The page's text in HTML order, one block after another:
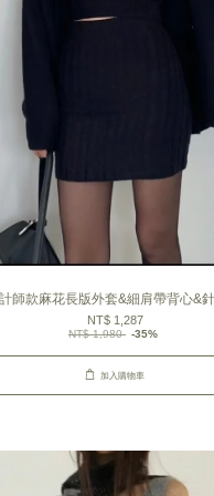
師款麻花長版外套&細肩帶背心&
NT$ 1,287
NT$ 1,980 -35%
加入購物車